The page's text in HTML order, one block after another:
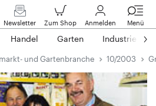
Newsletter Zum Shop Anmelden Menü
Handel Garten Industrie
und Gartenbranche 10/2003